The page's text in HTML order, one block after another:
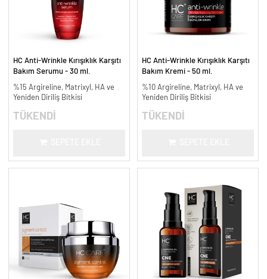
HC Anti-Wrinkle Kırışıklık Karşıtı
Bakım Serumu - 30 ml.
%15 Argireline, Matrixyl, HA ve
Yeniden Diriliş Bitkisi
TÜKENDİ
HC Anti-Wrinkle Kırışıklık Karşıtı
Bakım Kremi - 50 ml.
%10 Argireline, Matrixyl, HA ve
Yeniden Diriliş Bitkisi
TÜKENDİ